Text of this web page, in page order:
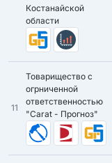
Костанайской
области
11
Товарищество с
огрниченной
ответственностью
"Carat - Прогноз"